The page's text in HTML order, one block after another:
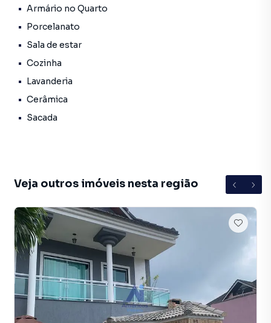
🧺 Lavanderia independente
🛎 Quarto e banheiro de serviço
🏠 Edícula
🚗 5 vagas de garagem
💧 Dois poços artesianos + água da CEDAE
⚡ Aquecimento elétrico
🧱 Piso em cerâmica e porcelanato
🧰 Armários planejados nos quartos, banheiros e cozinha
Armário no Quarto
Porcelanato
Sala de estar
Cozinha
Lavanderia
Cerâmica
Sacada
Veja outros imóveis nesta região